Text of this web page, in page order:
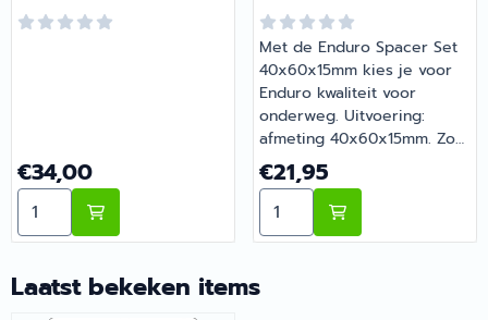
Prijs: 34,00
€34,00
Aantal kiezen voor Enduro Duo stang (3 delen)
Met de Enduro Spacer Set
40x60x15mm kies je voor
Enduro kwaliteit voor
onderweg. Uitvoering:
afmeting 40x60x15mm. Zo
blijft je camper of caravan
goed onderhouden en
compleet. Barsema
Recreatie levert camper-,
deskundig advies.
Prijs: 21,95
€21,95
Aantal kiezen voor
Laatst bekeken items